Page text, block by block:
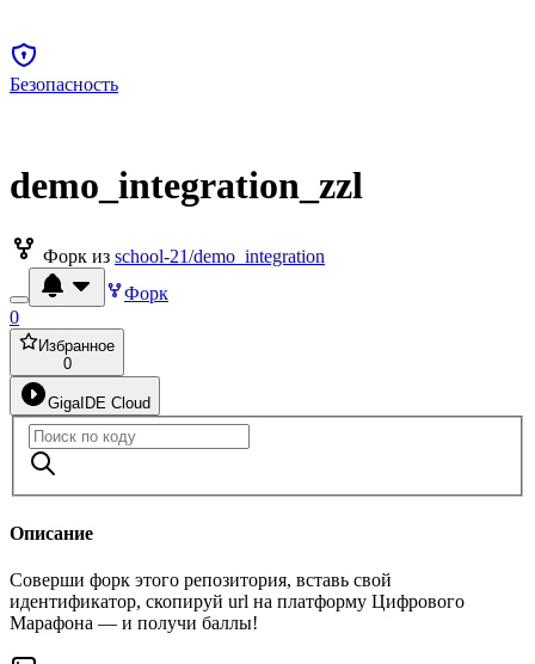
Безопасность
demo_integration_zzl
Форк из school-21/demo_integration
Форк
0
Избранное
0
GigaIDE Cloud
Описание
Соверши форк этого репозитория, вставь свой
идентификатор, скопируй url на платформу Цифрового
Марафона — и получи баллы!